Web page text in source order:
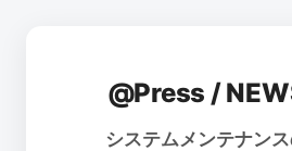
@Press /
システムメンテナン